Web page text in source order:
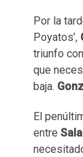
Por la
Poyatos’,
triunfo
que
baja.
El
entre